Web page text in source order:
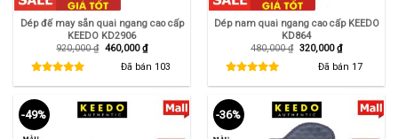
Dép đế may sẵn quai ngang cao cấp
KEEDO KD2906
920,000₫ Giá
460,000₫Giá
hiện
tại
Đã bán 103
Dép nam quai ngang cao cấp KEEDO
KD864
480,000₫ Giá
320,000₫Giá
hiện
tại
Đã bán 17
-49% -36%